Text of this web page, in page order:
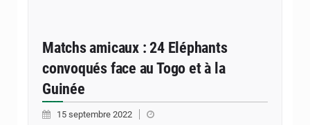
Matchs amicaux : 24 Eléphants
convoqués face au Togo et à la
Guinée
15 septembre 2022